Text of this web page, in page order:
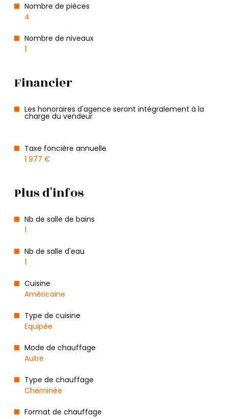
Nombre de pièces
4
Nombre de niveaux
1
Financier
Les honoraires d'agence seront intégralement à la
charge du vendeur
Taxe foncière annuelle
1 977 €
Plus d'infos
Nb de salle de bains
1
Nb de salle d'eau
1
Cuisine
Américaine
Type de cuisine
Equipée
Mode de chauffage
Autre
Type de chauffage
Cheminée
Format de chauffage